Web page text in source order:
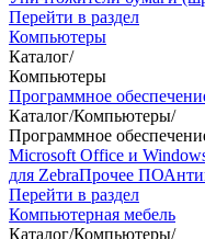
Перейти в раздел
Компьютеры
Каталог/
Компьютеры
Программное
Каталог/Компьютеры/
Программное
Microsoft Office и
для ZebraПрочее ПО
Перейти в раздел
Компьютерная мебель
Каталог/Компьютеры/